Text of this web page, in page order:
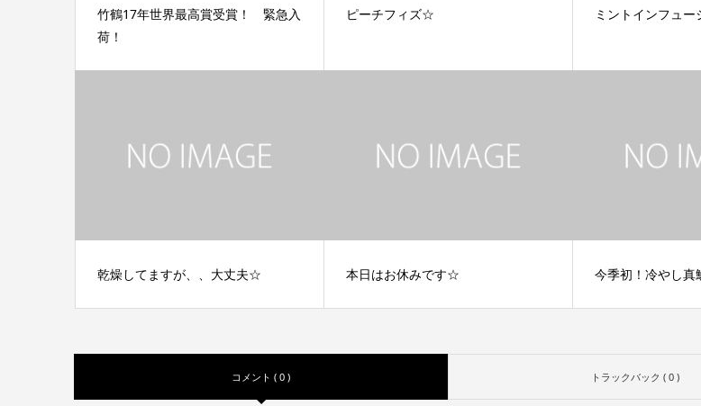
竹鶴17年世界最高賞受賞！ 緊急入
荷！
ピーチフィズ☆ ミントインフュ
乾燥してますが、、大丈夫☆ 本日はお休みです☆ 今季初！冷やし真
コメント ( 0 ) トラックバック ( 0 )